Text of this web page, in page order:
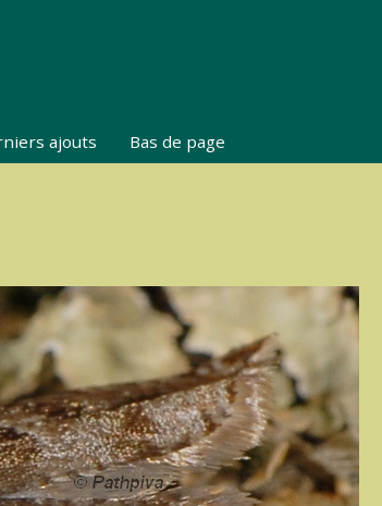
ajouts Bas de page